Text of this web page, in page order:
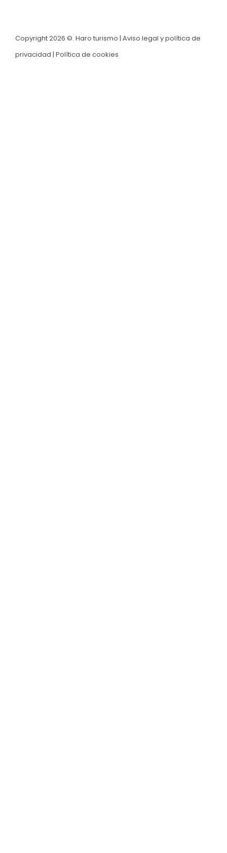
Copyright 2026 ©. Haro turismo | Aviso legal y política de
privacidad | Política de cookies